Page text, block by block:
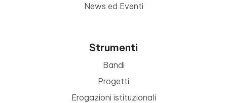
News ed Eventi
Strumenti
Bandi
Progetti
Erogazioni istituzionali